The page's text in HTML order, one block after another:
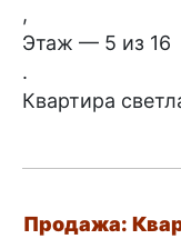
,
Этаж — 5 из 16
.
Квартира
Продажа: